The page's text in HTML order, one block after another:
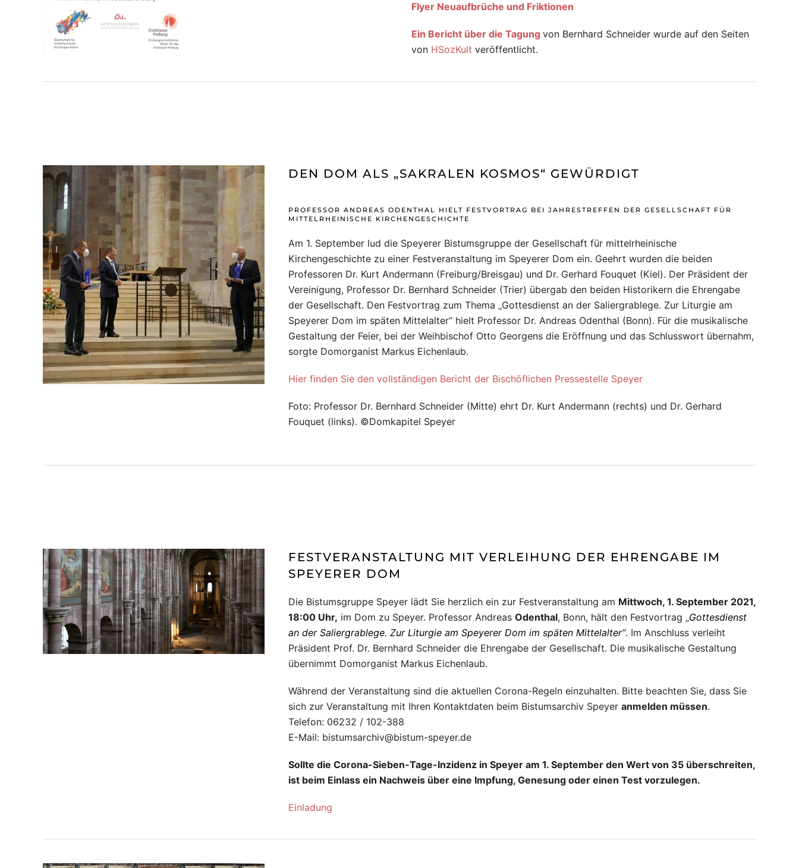
Flyer Neuaufbrüche und Friktionen
Ein Bericht über die Tagung von Bernhard Schneider wurde auf den Seiten
von HSozKult veröffentlicht.
DEN DOM ALS „SAKRALEN KOSMOS“ GEWÜRDIGT
PROFESSOR ANDREAS ODENTHAL HIELT FESTVORTRAG BEI JAHRESTREFFEN DER GESELLSCHAFT FÜR
MITTELRHEINISCHE KIRCHENGESCHICHTE
Am 1. September lud die Speyerer Bistumsgruppe der Gesellschaft für mittelrheinische
Kirchengeschichte zu einer Festveranstaltung im Speyerer Dom ein. Geehrt wurden die beiden
Professoren Dr. Kurt Andermann (Freiburg/Breisgau) und Dr. Gerhard Fouquet (Kiel). Der Präsident der
Vereinigung, Professor Dr. Bernhard Schneider (Trier) übergab den beiden Historikern die Ehrengabe
der Gesellschaft. Den Festvortrag zum Thema „Gottesdienst an der Saliergrablege. Zur Liturgie am
Speyerer Dom im späten Mittelalter“ hielt Professor Dr. Andreas Odenthal (Bonn). Für die musikalische
Gestaltung der Feier, bei der Weihbischof Otto Georgens die Eröffnung und das Schlusswort übernahm,
sorgte Domorganist Markus Eichenlaub.
Hier finden Sie den vollständigen Bericht der Bischöflichen Pressestelle Speyer
Foto: Professor Dr. Bernhard Schneider (Mitte) ehrt Dr. Kurt Andermann (rechts) und Dr. Gerhard
Fouquet (links). ©Domkapitel Speyer
FESTVERANSTALTUNG MIT VERLEIHUNG DER EHRENGABE IM
SPEYERER DOM
Die Bistumsgruppe Speyer lädt Sie herzlich ein zur Festveranstaltung am Mittwoch, 1. September 2021,
18:00 Uhr, im Dom zu Speyer. Professor AndreasOdenthal, Bonn, hält den Festvortrag „Gottesdienst
an der Saliergrablege. Zur Liturgie am Speyerer Dom im späten Mittelalter“. Im Anschluss verleiht
Präsident Prof. Dr. Bernhard Schneider die Ehrengabe der Gesellschaft. Die musikalische Gestaltung
übernimmt Domorganist Markus Eichenlaub.
Während der Veranstaltung sind die aktuellen Corona-Regeln einzuhalten. Bitte beachten Sie, dass Sie
sich zur Veranstaltung mit Ihren Kontaktdaten beim Bistumsarchiv Speyeranmelden müssen.
Telefon: 06232 / 102-388
E-Mail: bistumsarchiv@bistum-speyer.de
Sollte die Corona-Sieben-Tage-Inzidenz in Speyer am 1. September den Wert von 35 überschreiten,
ist beim Einlass ein Nachweis über eine Impfung, Genesung oder einen Test vorzulegen.
Einladung